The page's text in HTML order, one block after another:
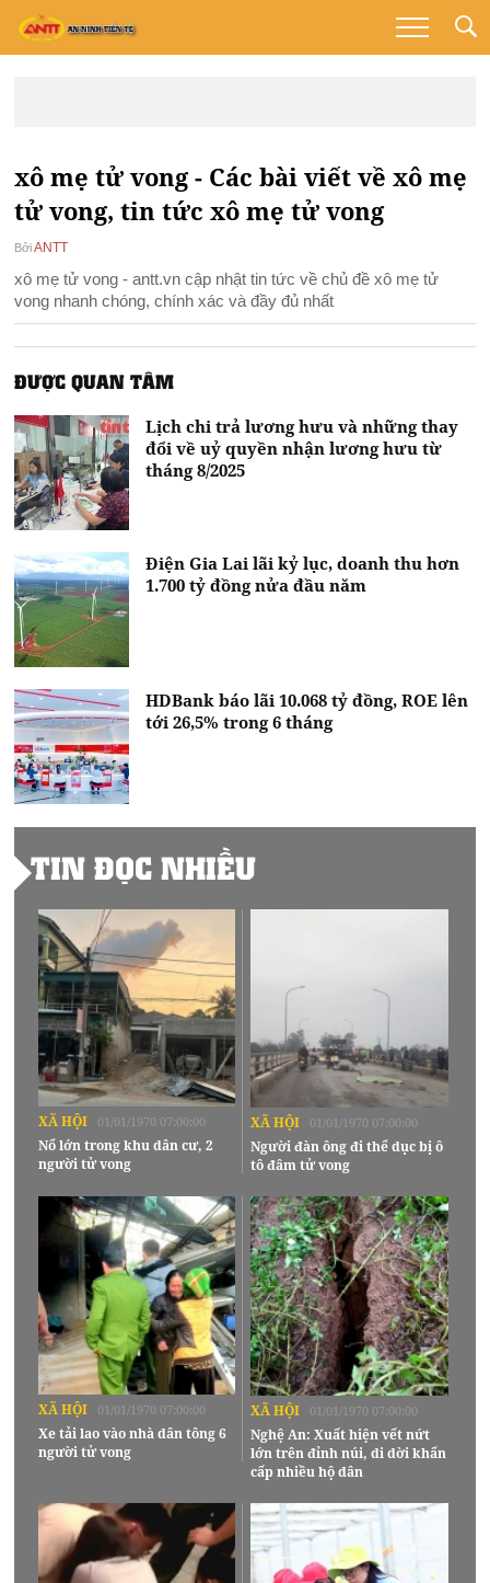
xô mẹ tử vong - Các bài viết về xô mẹ
tử vong, tin tức xô mẹ tử vong
Bởi ANTT
xô mẹ tử vong - antt.vn cập nhật tin tức về chủ đề xô mẹ tử
vong nhanh chóng, chính xác và đầy đủ nhất
ĐƯỢC QUAN TÂM
Lịch chi trả lương hưu và những thay
đổi về uỷ quyền nhận lương hưu từ
tháng 8/2025
Điện Gia Lai lãi kỷ lục, doanh thu hơn
1.700 tỷ đồng nửa đầu năm
HDBank báo lãi 10.068 tỷ đồng, ROE lên
tới 26,5% trong 6 tháng
TIN ĐỌC NHIỀU
XÃ HỘI 01/01/1970 07:00:00
Nổ lớn trong khu dân cư, 2
người tử vong
XÃ HỘI 01/01/1970 07:00:00
Người đàn ông đi thể dục bị ô
tô đâm tử vong
XÃ HỘI 01/01/1970 07:00:00
Xe tải lao vào nhà dân tông 6
người tử vong
XÃ HỘI 01/01/1970 07:00:00
Nghệ An: Xuất hiện vết nứt
lớn trên đỉnh núi, di dời khẩn
cấp nhiều hộ dân